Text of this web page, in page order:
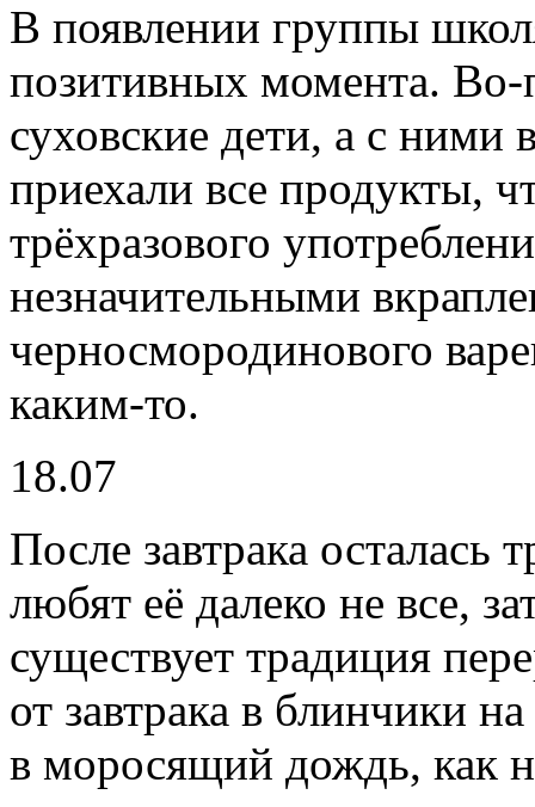
В появлении группы
позитивных момента. Во-
суховские дети, а с ними
приехали все продукты,
трёхразового
незначительными
черносмородинового
каким-то.
18.07
После завтрака осталась
любят её далеко не все,
существует традиция
от завтрака в блинчики
в моросящий дождь, как